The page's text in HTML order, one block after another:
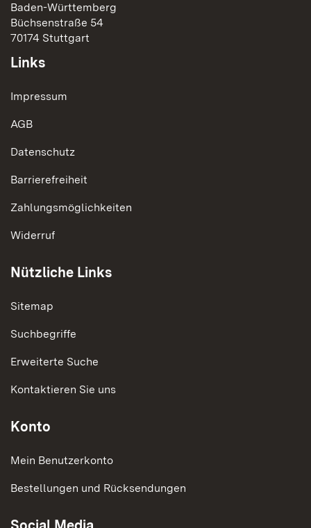
Baden-Württemberg
Büchsenstraße 54
70174 Stuttgart
Links
Impressum
AGB
Datenschutz
Barrierefreiheit
Zahlungsmöglichkeiten
Widerruf
Nützliche Links
Sitemap
Suchbegriffe
Erweiterte Suche
Kontaktieren Sie uns
Konto
Mein Benutzerkonto
Bestellungen und Rücksendungen